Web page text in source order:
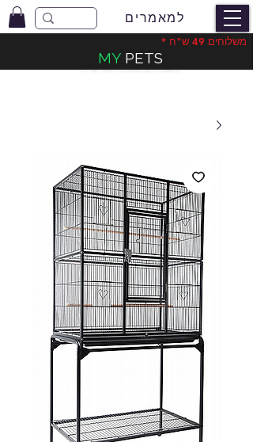
למאמרים
משלוחים בעלות 49 ש"ח
משלוחים 49 ש"ח *
MY PETS